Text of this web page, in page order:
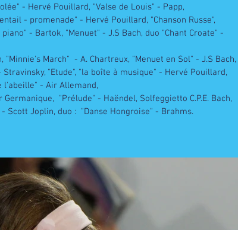
- Hervé Pouillard, "Valse de Louis" - Papp,
- promenade" - Hervé Pouillard, "Chanson Russe",
- Bartok, "Menuet" - J.S Bach, duo "Chant Croate" -
"Minnie's March"  - A. Chartreux, "Menuet en Sol" - J.S Bach,
"Etude", "la boîte à musique" - Hervé Pouillard,
l'abeille" - Air Allemand,
"Prélude" - Haëndel, Solfeggietto C.P.E. Bach,
Scott Joplin, duo :  "Danse Hongroise" - Brahms.